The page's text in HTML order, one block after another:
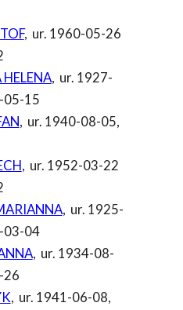
, ur. 1960-05-26
, ur. 1927-
05-15
, ur. 1940-08-05,
, ur. 1952-03-22
, ur. 1925-
03-04
, ur. 1934-08-
26
, ur. 1941-06-08,